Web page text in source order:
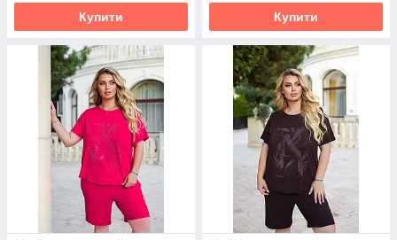
Купити Купити